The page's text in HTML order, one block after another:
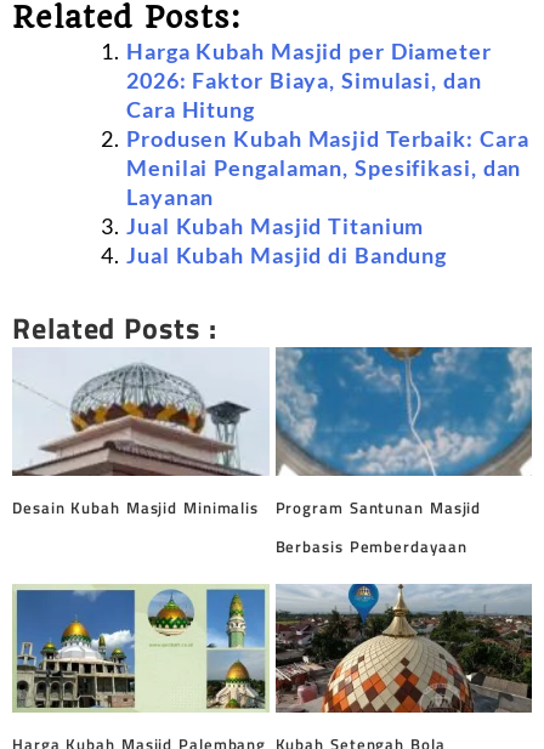
Related Posts:
Harga Kubah Masjid per Diameter
2026: Faktor Biaya, Simulasi, dan
Cara Hitung
Produsen Kubah Masjid Terbaik: Cara
Menilai Pengalaman, Spesifikasi, dan
Layanan
Jual Kubah Masjid Titanium
Jual Kubah Masjid di Bandung
Related Posts :
Desain Kubah Masjid Minimalis
Program Santunan Masjid
Berbasis Pemberdayaan
Harga Kubah Masjid Palembang Kubah Setengah Bola